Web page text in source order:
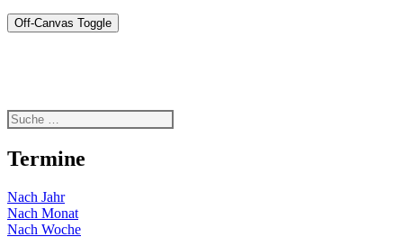
Off-Canvas Toggle
Termine
Nach Jahr
Nach Monat
Nach Woche